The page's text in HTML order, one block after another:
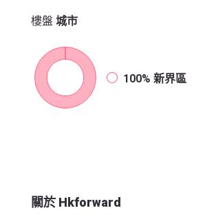
樓盤 城市
100% 新界區
關於 Hkforward